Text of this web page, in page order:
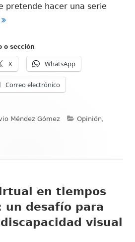
pretende hacer una serie
"Propuestas sensibilizadoras en
o sección
X WhatsApp
Correo electrónico
Méndez Gómez Categorías
Opinión,
en tiempos
un desafío para
visual